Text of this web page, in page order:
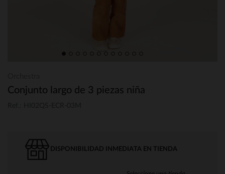
Conjunto largo de 3 piezas niña
DISPONIBILIDAD INMEDIATA EN TIENDA